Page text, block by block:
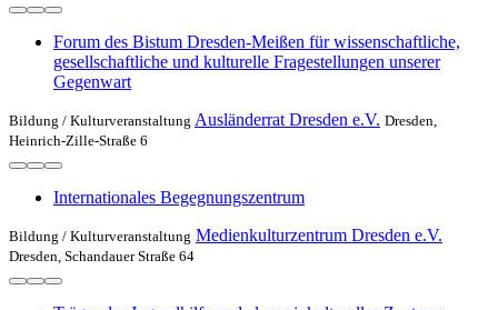
Forum des Bistum Dresden-Meißen für wissenschaftliche,
gesellschaftliche und kulturelle Fragestellungen unserer
Gegenwart
Bildung / Kulturveranstaltung Ausländerrat Dresden e.V. Dresden,
Heinrich-Zille-Straße 6
Internationales Begegnungszentrum
Bildung / Kulturveranstaltung Medienkulturzentrum Dresden e.V.
Dresden, Schandauer Straße 64